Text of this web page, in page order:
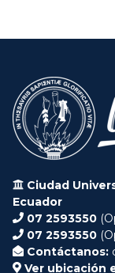
Ciudad
Ecuador
07 2593550
07 2593550
Contáctanos:
Ver ubicación